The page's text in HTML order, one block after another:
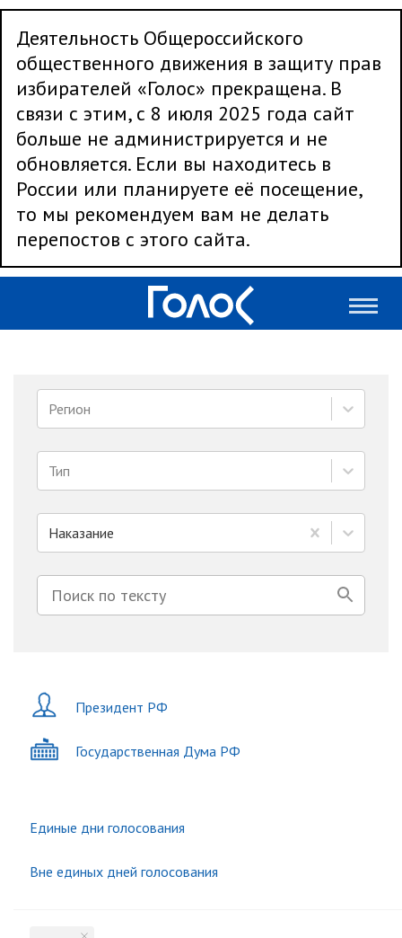
Деятельность Общероссийского
общественного движения в защиту прав
избирателей «Голос» прекращена. В
связи с этим, с 8 июля 2025 года сайт
больше не администрируется и не
обновляется. Если вы находитесь в
России или планируете её посещение,
то мы рекомендуем вам не делать
перепостов с этого сайта.
Регион
Тип
Наказание
Президент РФ
Государственная Дума РФ
Единые дни голосования
Вне единых дней голосования